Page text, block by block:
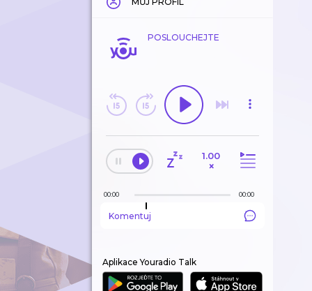
POSLOUCHEJTE
1.00
×
00:00 00:00
Komentuj
Aplikace Youradio Talk